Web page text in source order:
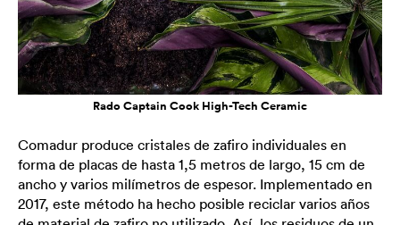
Rado Captain Cook High-Tech Ceramic
Comadur produce cristales de zafiro individuales en
forma de placas de hasta 1,5 metros de largo, 15 cm de
ancho y varios milímetros de espesor. Implementado en
2017, este método ha hecho posible reciclar varios años